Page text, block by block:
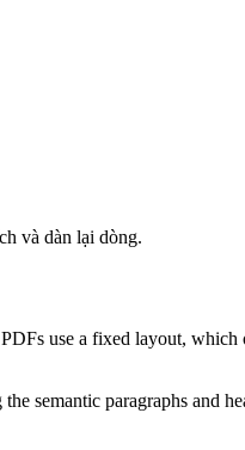
và dàn lại dòng.
use a fixed layout, which
semantic paragraphs and